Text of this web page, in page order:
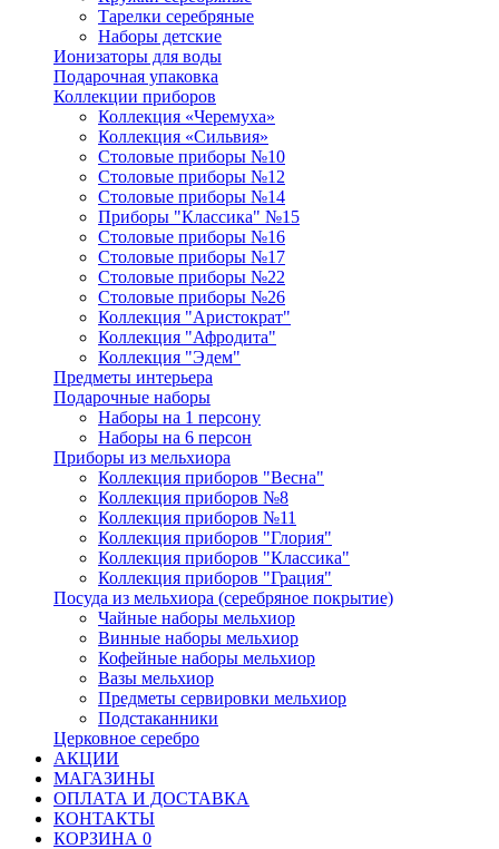
Тарелки серебряные
Наборы детские
Ионизаторы для воды
Подарочная упаковка
Коллекции приборов
Коллекция «Черемуха»
Коллекция «Сильвия»
Столовые приборы №10
Столовые приборы №12
Столовые приборы №14
Приборы "Классика" №15
Столовые приборы №16
Столовые приборы №17
Столовые приборы №22
Столовые приборы №26
Коллекция "Аристократ"
Коллекция "Афродита"
Коллекция "Эдем"
Предметы интерьера
Подарочные наборы
Наборы на 1 персону
Наборы на 6 персон
Приборы из мельхиора
Коллекция приборов "Весна"
Коллекция приборов №8
Коллекция приборов №11
Коллекция приборов "Глория"
Коллекция приборов "Классика"
Коллекция приборов "Грация"
Посуда из мельхиора (серебряное покрытие)
Чайные наборы мельхиор
Винные наборы мельхиор
Кофейные наборы мельхиор
Вазы мельхиор
Предметы сервировки мельхиор
Подстаканники
Церковное серебро
АКЦИИ
МАГАЗИНЫ
ОПЛАТА И ДОСТАВКА
КОНТАКТЫ
КОРЗИНА 0